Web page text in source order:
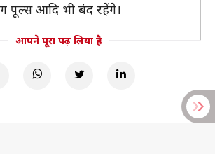
पूल्स आदि भी बंद रहेंगे।
आपने पूरा पढ़ लिया है